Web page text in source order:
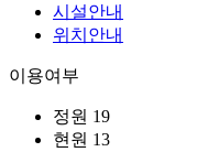
시설안내
위치안내
이용여부
정원 19
현원 13